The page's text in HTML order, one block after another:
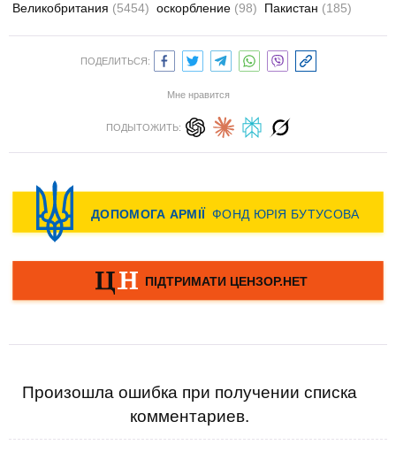
Великобритания (5454) оскорбление (98) Пакистан (185)
ПОДЕЛИТЬСЯ:
Мне нравится
ПОДЫТОЖИТЬ:
Произошла ошибка при получении списка
комментариев.